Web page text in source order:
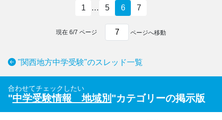
1 … 5 6 7
現在 6/7 ページ ページへ移動
"関西地方中学受験"のスレッド一覧
合わせてチェックしたい
"中学受験情報 地域別 "カテゴリーの掲示版